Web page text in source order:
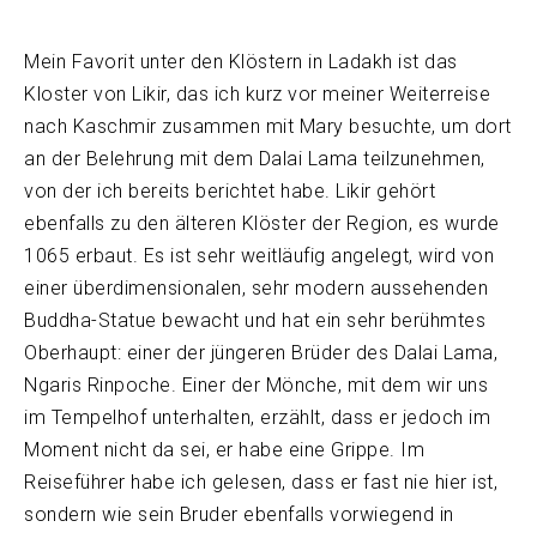
Mein Favorit unter den Klöstern in Ladakh ist das
Kloster von Likir, das ich kurz vor meiner Weiterreise
nach Kaschmir zusammen mit Mary besuchte, um dort
an der Belehrung mit dem Dalai Lama teilzunehmen,
von der ich bereits berichtet habe. Likir gehört
ebenfalls zu den älteren Klöster der Region, es wurde
1065 erbaut. Es ist sehr weitläufig angelegt, wird von
einer überdimensionalen, sehr modern aussehenden
Buddha-Statue bewacht und hat ein sehr berühmtes
Oberhaupt: einer der jüngeren Brüder des Dalai Lama,
Ngaris Rinpoche. Einer der Mönche, mit dem wir uns
im Tempelhof unterhalten, erzählt, dass er jedoch im
Moment nicht da sei, er habe eine Grippe. Im
Reiseführer habe ich gelesen, dass er fast nie hier ist,
sondern wie sein Bruder ebenfalls vorwiegend in